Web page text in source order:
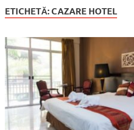
ETICHETĂ: CAZARE HOTEL